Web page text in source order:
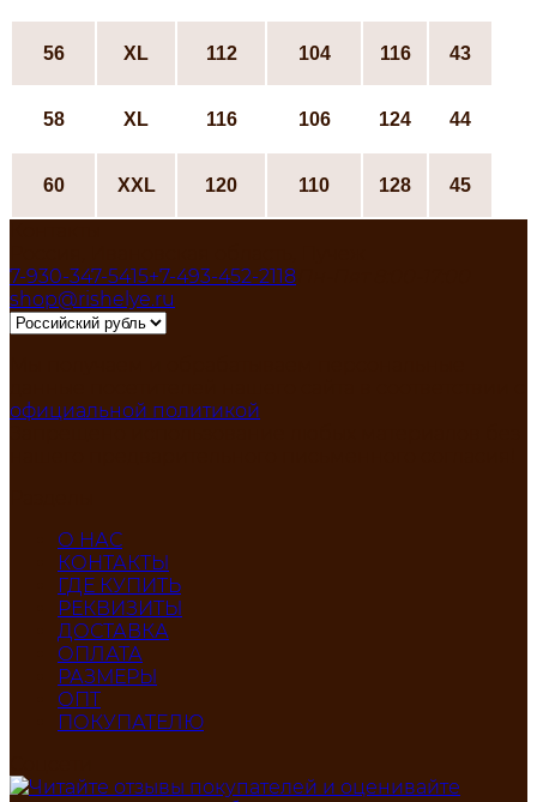
56 ХL 112 104 116 43
58 ХL 116 106 124 44
60 XXL 120 110 128 45
7-930-347-5415+7-493-452-2118
shop@rishelye.ru
официальной политикой
О НАС
КОНТАКТЫ
ГДЕ КУПИТЬ
РЕКВИЗИТЫ
ДОСТАВКА
ОПЛАТА
РАЗМЕРЫ
ОПТ
ПОКУПАТЕЛЮ